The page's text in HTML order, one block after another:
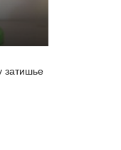
затишье